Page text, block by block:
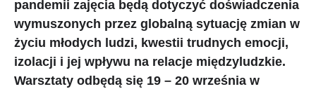
pandemii zajęcia będą dotyczyć doświadczenia
wymuszonych przez globalną sytuację zmian w
życiu młodych ludzi, kwestii trudnych emocji,
izolacji i jej wpływu na relacje międzyludzkie.
Warsztaty odbędą się 19 – 20 września w